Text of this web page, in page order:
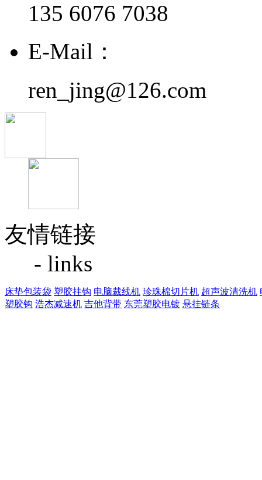
135 6076 7038
E-Mail：
ren_jing@126.com
友情链接
- links
床垫包装袋 塑胶挂钩 电脑裁线机 珍珠棉切片机 超声波清洗机
塑胶钩 浩杰减速机 吉他背带 东莞塑胶电镀 悬挂链条